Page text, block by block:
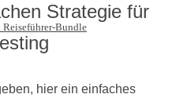
Bundle
Strategie für
hier ein einfaches